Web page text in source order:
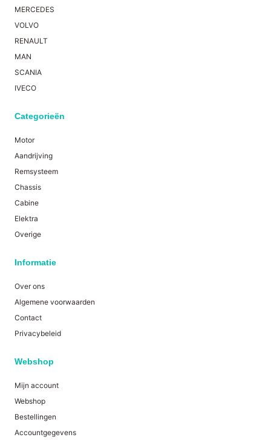
MERCEDES
VOLVO
RENAULT
MAN
SCANIA
IVECO
Categorieën
Motor
Aandrijving
Remsysteem
Chassis
Cabine
Elektra
Overige
Informatie
Over ons
Algemene voorwaarden
Contact
Privacybeleid
Webshop
Mijn account
Webshop
Bestellingen
Accountgegevens